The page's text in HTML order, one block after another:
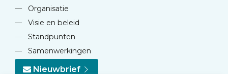
—
Organisatie
—
Visie en beleid
—
Standpunten
—
Samenwerkingen
Nieuwbrief